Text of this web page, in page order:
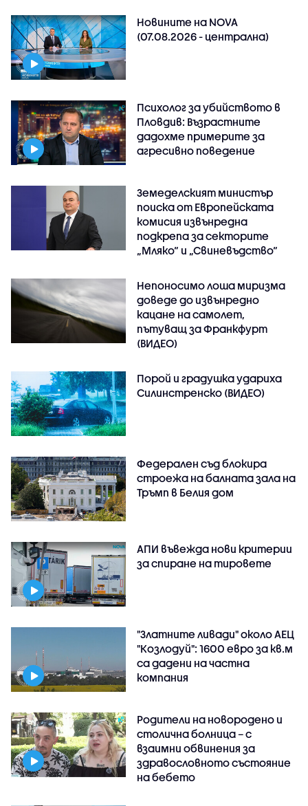
Новините на NOVA
(07.08.2026 - централна)
Психолог за убийството в
Пловдив: Възрастните
дадохме примерите за
агресивно поведение
Земеделският министър
поиска от Европейската
комисия извънредна
подкрепа за секторите
„Мляко“ и „Свиневъдство“
Непоносимо лоша миризма
доведе до извънредно
кацане на самолет,
пътуващ за Франкфурт
(ВИДЕО)
Порой и градушка удариха
Силинстренско (ВИДЕО)
Федерален съд блокира
строежа на балната зала на
Тръмп в Белия дом
АПИ въвежда нови критерии
за спиране на тировете
"Златните ливади" около АЕЦ
"Козлодуй": 1600 евро за кв.м
са дадени на частна
компания
Родители на новородено и
столична болница – с
взаимни обвинения за
здравословното състояние
на бебето